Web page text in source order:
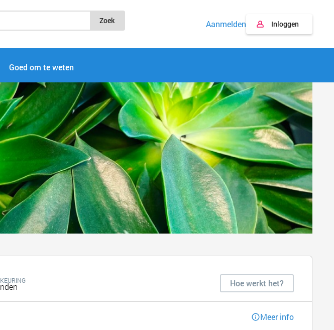
Zoek
Aanmelden Inloggen
Goed om te weten
Hoe werkt het?
Meer info